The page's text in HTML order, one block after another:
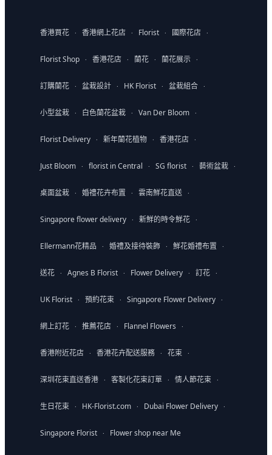
香港買花 · 香港網上花店 · Florist · 國際花店 ·
Florist Shop · 香港花店 · 蘭花 · 蘭花展示 ·
訂購蘭花 · 盆栽設計 · HK Florist · 盆栽組合 ·
小型盆栽 · 白色蘭花盆栽 · Van Der Bloom ·
Florist Delivery · 新年蘭花植物 · 香港花店 ·
Just Bloom · florist in Central · SG florist · 藝術盆栽 ·
桌面盆栽 · 婚禮花卉布置 · 雲南鮮花直送 ·
Singapore flower delivery · 新鮮的時令鮮花 ·
Ellermann花精品 · 婚禮及接待裝飾 · 鮮花婚禮布置 ·
送花 · Agnes B Florist · Flower Delivery · 訂花 ·
UK Florist · 預約花束 · Singapore Flower Delivery ·
網上訂花 · 推薦花店 · Flannel Flowers ·
香港附近花店 · 香港花卉配送服務 · 花束 ·
深圳花束直送香港 · 客製化花束訂單 · 情人節花束 ·
生日花束 · HK-Florist.com · Dubai Flower Delivery ·
Singapore Florist · Flower shop near Me